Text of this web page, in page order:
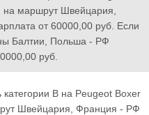
на маршрут Швейцария,
от 60000,00 руб. Если
Балтии, Польша - РФ
руб.
категории В на Peugeot Boxer
Швейцария, Франция - РФ